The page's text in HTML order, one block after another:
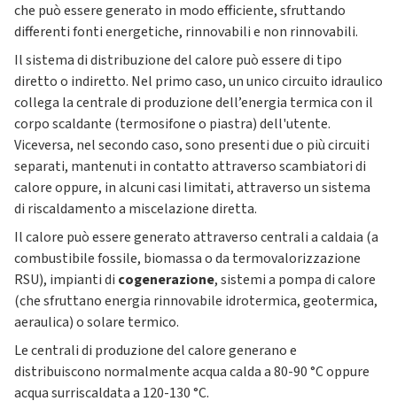
che può essere generato in modo efficiente, sfruttando
differenti fonti energetiche, rinnovabili e non rinnovabili.
Il sistema di distribuzione del calore può essere di tipo
diretto o indiretto. Nel primo caso, un unico circuito idraulico
collega la centrale di produzione dell’energia termica con il
corpo scaldante (termosifone o piastra) dell'utente.
Viceversa, nel secondo caso, sono presenti due o più circuiti
separati, mantenuti in contatto attraverso scambiatori di
calore oppure, in alcuni casi limitati, attraverso un sistema
di riscaldamento a miscelazione diretta.
Il calore può essere generato attraverso centrali a caldaia (a
combustibile fossile, biomassa o da termovalorizzazione
RSU), impianti di cogenerazione, sistemi a pompa di calore
(che sfruttano energia rinnovabile idrotermica, geotermica,
aeraulica) o solare termico.
Le centrali di produzione del calore generano e
distribuiscono normalmente acqua calda a 80-90 °C oppure
acqua surriscaldata a 120-130 °C.